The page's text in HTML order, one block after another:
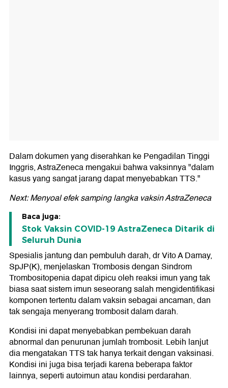
Dalam dokumen yang diserahkan ke Pengadilan Tinggi
Inggris, AstraZeneca mengakui bahwa vaksinnya "dalam
kasus yang sangat jarang dapat menyebabkan TTS."
Next: Menyoal efek samping langka vaksin AstraZeneca
Baca juga:
Stok Vaksin COVID-19 AstraZeneca Ditarik di
Seluruh Dunia
Spesialis jantung dan pembuluh darah, dr Vito A Damay,
SpJP(K), menjelaskan Trombosis dengan Sindrom
Trombositopenia dapat dipicu oleh reaksi imun yang tak
biasa saat sistem imun seseorang salah mengidentifikasi
komponen tertentu dalam vaksin sebagai ancaman, dan
tak sengaja menyerang trombosit dalam darah.
Kondisi ini dapat menyebabkan pembekuan darah
abnormal dan penurunan jumlah trombosit. Lebih lanjut
dia mengatakan TTS tak hanya terkait dengan vaksinasi.
Kondisi ini juga bisa terjadi karena beberapa faktor
lainnya, seperti autoimun atau kondisi perdarahan.